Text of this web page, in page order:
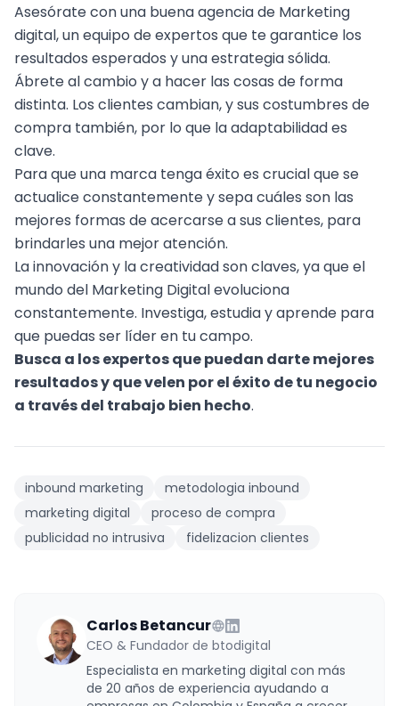
Asesórate con una buenaagencia de Marketing
digital, un equipo de expertos que te garantice los
resultados esperados y una estrategia sólida.
Ábrete al cambio y a hacer las cosas de forma
distinta. Los clientes cambian, y sus costumbres de
compra también, por lo que la adaptabilidad es
clave.
Para que una marca tenga éxito es crucial que se
actualice constantemente y sepa cuáles son las
mejores formas de acercarse a sus clientes, para
brindarles una mejor atención.
La innovación y la creatividad son claves, ya que el
mundo del Marketing Digital evoluciona
constantemente. Investiga, estudia y aprende para
que puedas ser líder en tu campo.
Busca a los expertos que puedan darte mejores
resultados y que velen por el éxito de tu negocio
a través del trabajo bien hecho.
inbound marketing
metodologia inbound
marketing digital
proceso de compra
publicidad no intrusiva
fidelizacion clientes
Carlos Betancur
CEO & Fundador de btodigital
Especialista en marketing digital con más
de 20 años de experiencia ayudando a